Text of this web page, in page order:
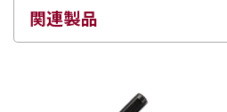
関連製品